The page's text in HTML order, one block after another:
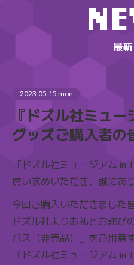
最
2023.05.15 mon
『ドズル社ミュー
グッズご購入者の
『ドズル社ミュージアム in
買い求めいただき、誠にあ
今回ご購入いただきました
ドズル社よりお礼とお詫び
バス（非売品）」をご用意
『ドズル社ミュージアム in